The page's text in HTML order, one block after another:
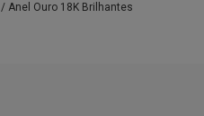
/ Anel Ouro 18K Brilhantes